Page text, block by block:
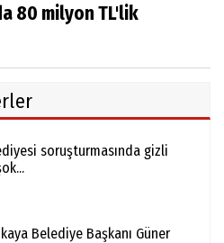
80 milyon TL'lik
soruşturmasında gizli
Belediye Başkanı Güner